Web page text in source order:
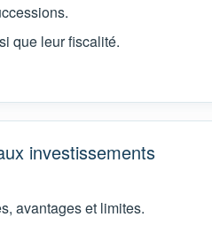
que leur fiscalité.
investissements
avantages et limites.